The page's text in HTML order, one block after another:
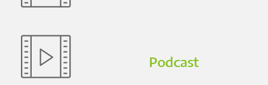
Podcast